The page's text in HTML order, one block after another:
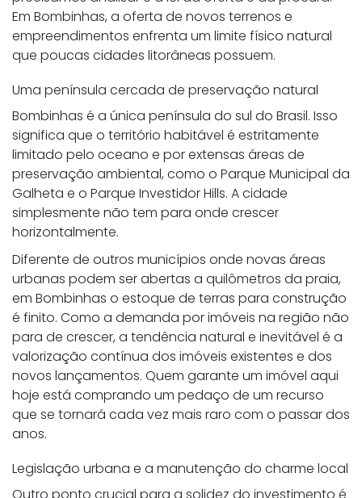
Em Bombinhas, a oferta de novos terrenos e
empreendimentos enfrenta um limite físico natural
que poucas cidades litorâneas possuem.
Uma península cercada de preservação natural
Bombinhas é a única península do sul do Brasil. Isso
significa que o território habitável é estritamente
limitado pelo oceano e por extensas áreas de
preservação ambiental, como o Parque Municipal da
Galheta e o Parque Investidor Hills. A cidade
simplesmente não tem para onde crescer
horizontalmente.
Diferente de outros municípios onde novas áreas
urbanas podem ser abertas a quilômetros da praia,
em Bombinhas o estoque de terras para construção
é finito. Como a demanda por imóveis na região não
para de crescer, a tendência natural e inevitável é a
valorização contínua dos imóveis existentes e dos
novos lançamentos. Quem garante um imóvel aqui
hoje está comprando um pedaço de um recurso
que se tornará cada vez mais raro com o passar dos
anos.
Legislação urbana e a manutenção do charme local